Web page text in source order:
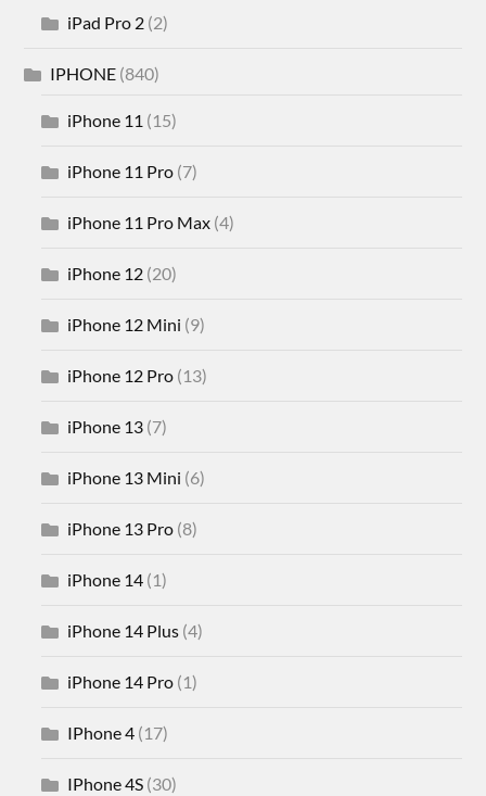
iPad Pro 2 (2)
IPHONE (840)
iPhone 11 (15)
iPhone 11 Pro (7)
iPhone 11 Pro Max (4)
iPhone 12 (20)
iPhone 12 Mini (9)
iPhone 12 Pro (13)
iPhone 13 (7)
iPhone 13 Mini (6)
iPhone 13 Pro (8)
iPhone 14 (1)
iPhone 14 Plus (4)
iPhone 14 Pro (1)
IPhone 4 (17)
IPhone 4S (30)